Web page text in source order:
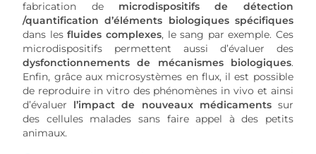
fabrication de microdispositifs de détection
/quantification d’éléments biologiques spécifiques
dans lesfluides complexes, le sang par exemple. Ces
microdispositifs permettent aussi d’évaluer des
dysfonctionnements de mécanismes biologiques.
Enfin, grâce aux microsystèmes en flux, il est possible
de reproduire in vitro des phénomènes in vivo et ainsi
d’évaluer l’impact de nouveaux médicamentssur
des cellules malades sans faire appel à des petits
animaux.